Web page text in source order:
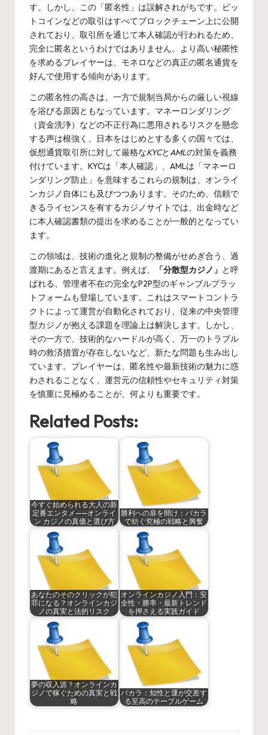
す。しかし、この「匿名性」は誤解されがちです。ビッ
トコインなどの取引はすべてブロックチェーン上に公開
されており、取引所を通じて本人確認が行われるため、
完全に匿名というわけではありません。より高い秘匿性
を求めるプレイヤーは、モネロなどの真正の匿名通貨を
好んで使用する傾向があります。
この匿名性の高さは、一方で規制当局からの厳しい視線
を浴びる原因ともなっています。マネーロンダリング
（資金洗浄）などの不正行為に悪用されるリスクを懸念
する声は根強く、日本をはじめとする多くの国々では、
仮想通貨取引所に対して厳格なKYCとAMLの対策を義務
付けています。KYCは「本人確認」、AMLは「マネーロ
ンダリング防止」を意味するこれらの規制は、オンライ
ンカジノ自体にも及びつつあります。そのため、信頼で
きるライセンスを有するカジノサイトでは、出金時など
に本人確認書類の提出を求めることが一般的となってい
ます。
この領域は、技術の進化と規制の整備がせめぎ合う、過
渡期にあると言えます。例えば、
「分散型カジノ」 と呼
ばれる、管理者不在の完全なP2P型のギャンブルプラッ
トフォームも登場しています。これはスマートコントラ
クトによって運営が自動化されており、従来の中央管理
型カジノが抱える課題を理論上は解決します。しかし、
その一方で、技術的なハードルが高く、万一のトラブル
時の救済措置が存在しないなど、新たな問題も生み出し
ています。プレイヤーは、匿名性や最新技術の魅力に惑
わされることなく、運営元の信頼性やセキュリティ対策
を慎重に見極めることが、何よりも重要です。
Related Posts:
今すぐ始められる大人の新
定番エンタメ——オンライ
ン カジノの真価と選び方
勝利への扉を開け：バカラ
で紡ぐ究極の戦略と興奮
あなたのそのクリックが犯
罪になる？オンラインカジ
ノの真実と法的リスク
オンラインカジノ入門：安
全性・勝率・最新トレンド
を押さえる実践ガイド
夢の収入源？オンラインカ
ジノで稼ぐための真実と戦
略
バカラ：知性と運が交差す
る至高のテーブルゲーム